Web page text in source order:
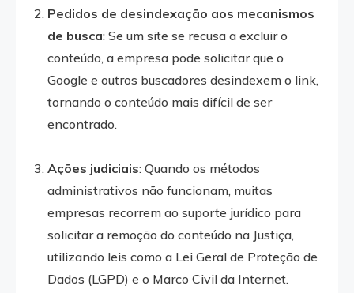
Pedidos de desindexação aos mecanismos
de busca: Se um site se recusa a excluir o
conteúdo, a empresa pode solicitar que o
Google e outros buscadores desindexem o link,
tornando o conteúdo mais difícil de ser
encontrado.
Ações judiciais: Quando os métodos
administrativos não funcionam, muitas
empresas recorrem ao suporte jurídico para
solicitar a remoção do conteúdo na Justiça,
utilizando leis como a Lei Geral de Proteção de
Dados (LGPD) e o Marco Civil da Internet.